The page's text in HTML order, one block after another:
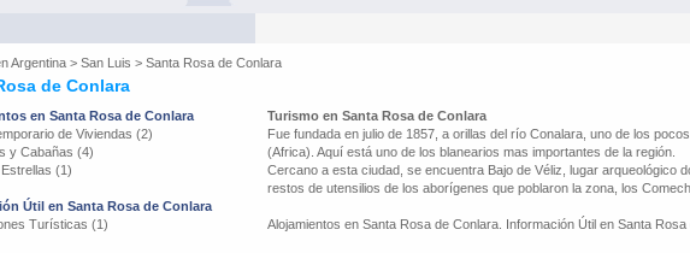
Argentina > San Luis > Santa Rosa de Conlara
de Conlara
en Santa Rosa de Conlara
de Viviendas (2)
y Cabañas (4)
(1)
Útil en Santa Rosa de Conlara
Turísticas (1)
Turismo en Santa Rosa de Conlara
Fue fundada en julio de 1857, a orillas del río Conalara, uno de los
(Africa). Aquí está uno de los blanearios mas importantes de la región.
Cercano a esta ciudad, se encuentra Bajo de Véliz, lugar arqueológico
restos de utensilios de los aborígenes que poblaron la zona, los
Alojamientos en Santa Rosa de Conlara. Información Útil en Santa Rosa